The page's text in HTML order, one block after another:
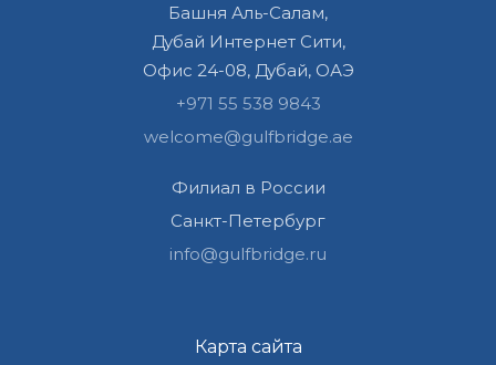
Башня Аль-Салам,
Дубай Интернет Сити,
Офис 24-08, Дубай, ОАЭ
+971 55 538 9843
welcome@gulfbridge.ae
Филиал в России
Санкт-Петербург
info@gulfbridge.ru
Карта сайта